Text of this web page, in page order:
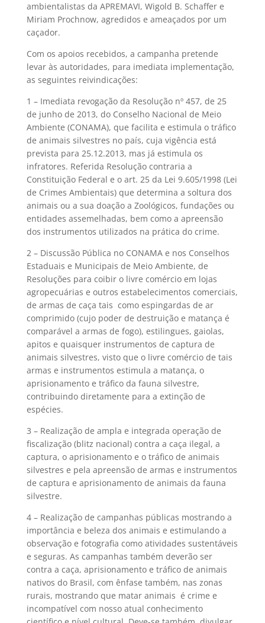
ambientalistas da APREMAVI, Wigold B. Schaffer e
Miriam Prochnow, agredidos e ameaçados por um
caçador.
Com os apoios recebidos, a campanha pretende
levar às autoridades, para imediata implementação,
as seguintes reivindicações:
1 – Imediata revogação da Resolução nº 457, de 25
de junho de 2013, do Conselho Nacional de Meio
Ambiente (CONAMA), que facilita e estimula o tráfico
de animais silvestres no país, cuja vigência está
prevista para 25.12.2013, mas já estimula os
infratores. Referida Resolução contraria a
Constituição Federal e o art. 25 da Lei 9.605/1998 (Lei
de Crimes Ambientais) que determina a soltura dos
animais ou a sua doação a Zoológicos, fundações ou
entidades assemelhadas, bem como a apreensão
dos instrumentos utilizados na prática do crime.
2 – Discussão Pública no CONAMA e nos Conselhos
Estaduais e Municipais de Meio Ambiente, de
Resoluções para coibir o livre comércio em lojas
agropecuárias e outros estabelecimentos comerciais,
de armas de caça tais como espingardas de ar
comprimido (cujo poder de destruição e matança é
comparável a armas de fogo), estilingues, gaiolas,
apitos e quaisquer instrumentos de captura de
animais silvestres, visto que o livre comércio de tais
armas e instrumentos estimula a matança, o
aprisionamento e tráfico da fauna silvestre,
contribuindo diretamente para a extinção de
espécies.
3 – Realização de ampla e integrada operação de
fiscalização (blitz nacional) contra a caça ilegal, a
captura, o aprisionamento e o tráfico de animais
silvestres e pela apreensão de armas e instrumentos
de captura e aprisionamento de animais da fauna
silvestre.
4 – Realização de campanhas públicas mostrando a
importância e beleza dos animais e estimulando a
observação e fotografia como atividades sustentáveis
e seguras. As campanhas também deverão ser
contra a caça, aprisionamento e tráfico de animais
nativos do Brasil, com ênfase também, nas zonas
rurais, mostrando que matar animais é crime e
incompatível com nosso atual conhecimento